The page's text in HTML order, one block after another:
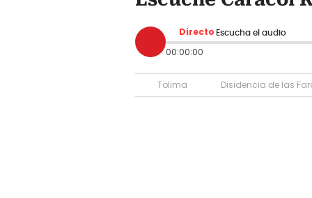
Directo Escucha el audio
00:00:00
Tolima Disidencia de las